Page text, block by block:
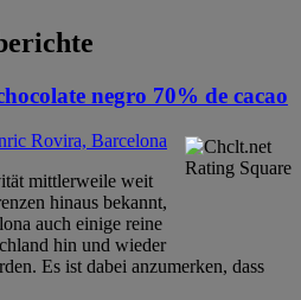
negro 70% de cacao
mittlerweile weit
hinaus bekannt,
auch einige reine
hin und wieder
Es ist dabei anzumerken, dass